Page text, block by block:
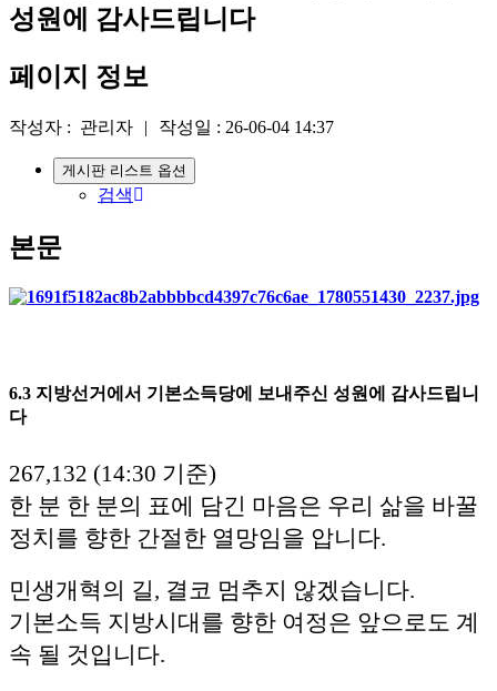
성원에 감사드립니다
페이지 정보
작성자 : 관리자 | 작성일 : 26-06-04 14:37
게시판 리스트 옵션
검색
본문
6.3 지방선거에서 기본소득당에 보내주신 성원에 감사드립니
다
267,132 (14:30 기준)
한 분 한 분의 표에 담긴 마음은 우리 삶을 바꿀
정치를 향한 간절한 열망임을 압니다.
민생개혁의 길, 결코 멈추지 않겠습니다.
기본소득 지방시대를 향한 여정은 앞으로도 계
속 될 것입니다.